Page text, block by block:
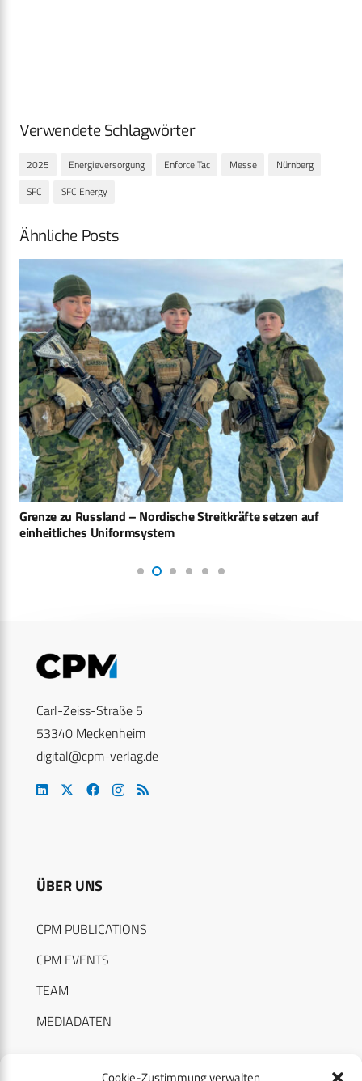
Verwendete Schlagwörter
2025 Energieversorgung Enforce Tac Messe
Nürnberg
SFC
SFC Energy
Ähnliche Posts
Grenze zu Russland – Nordische Streitkräfte setzen auf
einheitliches Uniformsystem
Carl-Zeiss-Straße 5
53340 Meckenheim
digital@cpm-verlag.de
ÜBER UNS
CPM PUBLICATIONS
CPM EVENTS
TEAM
MEDIADATEN